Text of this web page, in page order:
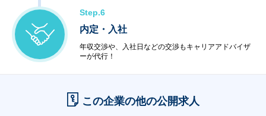
Step.6
内定・入社
年収交渉や、入社日などの交渉もキャリアアドバイザ
ーが代行！
この企業の他の公開求人